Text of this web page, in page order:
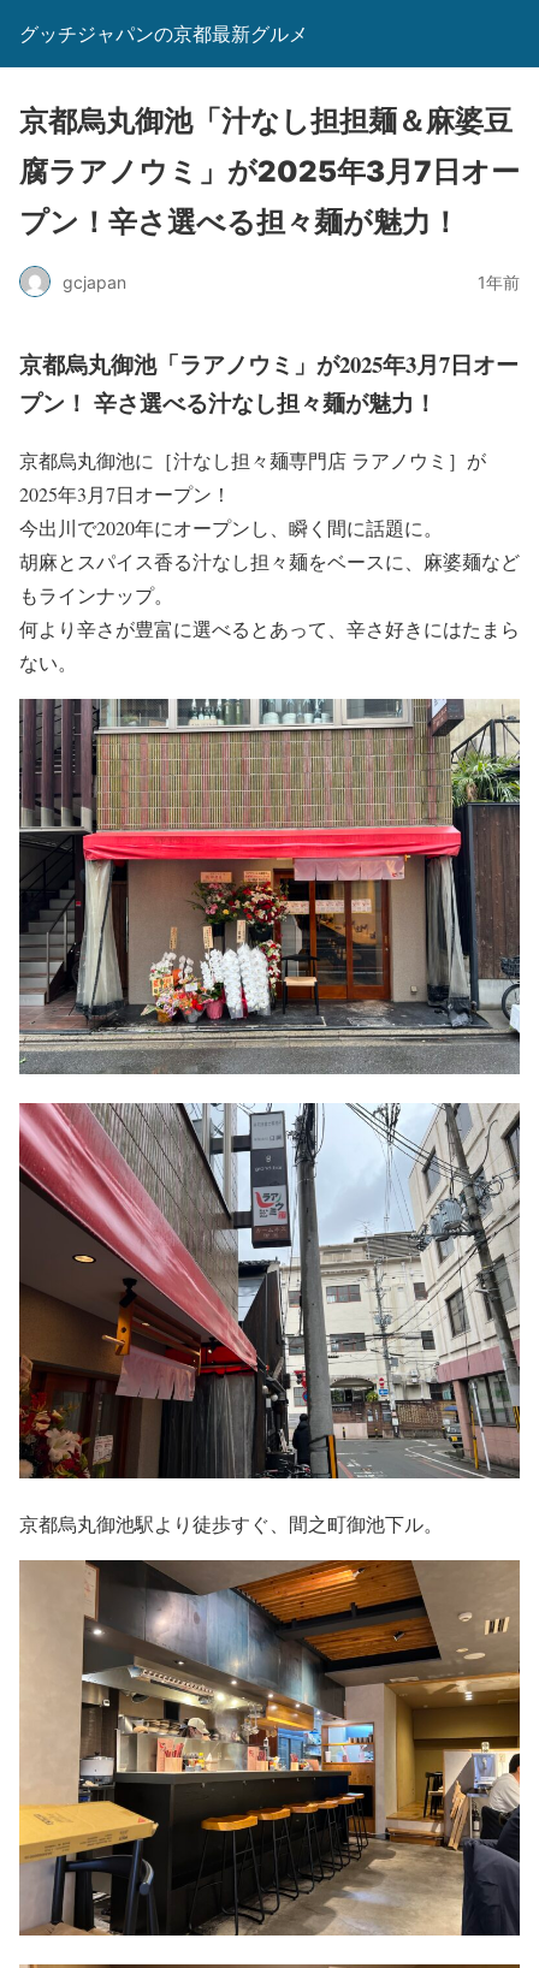
グッチジャパンの京都最新グルメ
京都烏丸御池「汁なし担担麺＆麻婆豆
腐ラアノウミ」が2025年3月7日オー
プン！辛さ選べる担々麺が魅力！
gcjapan 1年前
京都烏丸御池「ラアノウミ」が2025年3月7日オー
プン！ 辛さ選べる汁なし担々麺が魅力！
京都烏丸御池に［汁なし担々麺専門店 ラアノウミ］が
2025年3月7日オープン！
今出川で2020年にオープンし、瞬く間に話題に。
胡麻とスパイス香る汁なし担々麺をベースに、麻婆麺など
もラインナップ。
何より辛さが豊富に選べるとあって、辛さ好きにはたまら
ない。
京都烏丸御池駅より徒歩すぐ、間之町御池下ル。